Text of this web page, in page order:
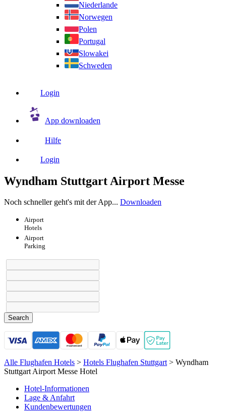
Niederlande
Norwegen
Polen
Portugal
Slowakei
Schweden
Login
App downloaden
Hilfe
Login
Wyndham Stuttgart Airport Messe
Noch schneller geht's mit der App... Downloaden
Airport
Hotels
Airport
Parking
Search
Alle Flughafen Hotels > Hotels Flughafen Stuttgart > Wyndham
Stuttgart Airport Messe Hotel
Hotel-Informationen
Lage & Anfahrt
Kundenbewertungen